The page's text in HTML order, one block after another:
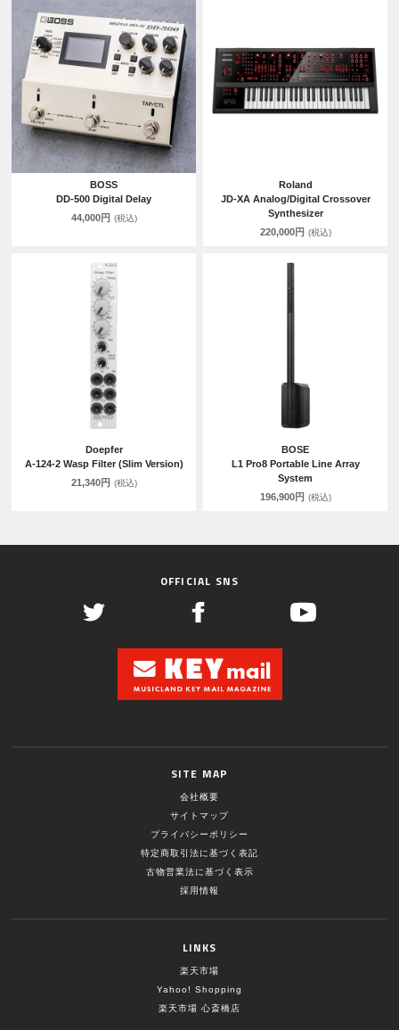
BOSS
DD-500 Digital Delay
44,000円 (税込)
Roland
JD-XA Analog/Digital Crossover
Synthesizer
220,000円 (税込)
Doepfer
A-124-2 Wasp Filter (Slim Version)
21,340円 (税込)
BOSE
L1 Pro8 Portable Line Array
System
196,900円 (税込)
OFFICIAL SNS
SITE MAP
会社概要
サイトマップ
プライバシーポリシー
特定商取引法に基づく表記
古物営業法に基づく表示
採用情報
LINKS
楽天市場
Yahoo! Shopping
楽天市場 心斎橋店